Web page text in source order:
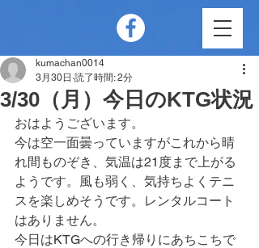
3/30（月）今日のKTG状況
kumachan0014
3月30日 読了時間: 2分
おはようございます。
今は空一面曇っていますがこれから晴
れ間ものぞき、気温は21度まで上がる
ようです。風も弱く、気持ちよくテニ
スを楽しめそうです。レンタルコート
はありません。
今日はKTGへの行き帰りにあちこちで